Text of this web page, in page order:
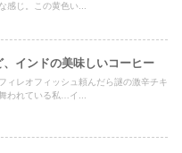
感じ。この黄色い...
インドの美味しいコーヒー
ィレオフィッシュ頼んだら謎の激辛チキ
われている私…イ...